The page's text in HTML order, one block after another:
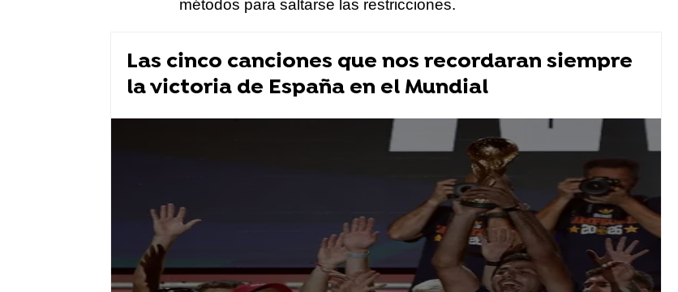
métodos para saltarse las restricciones.
Las cinco canciones que nos recordaran siempre
la victoria de España en el Mundial